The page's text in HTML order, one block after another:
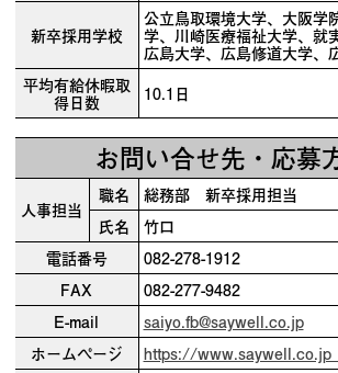
新卒採用学校
公立鳥取環境大学、大阪学
学、川崎医療福祉大学、就
広島大学、広島修道大学
平均有給休暇取
得日数 10.1日
お問い合せ先・応募
人事担当
職名
総務部 新卒採用担当
氏名
竹口
電話番号
082-278-1912
FAX
082-277-9482
E-mail
saiyo.fb@saywell.co.jp
ホームページ
https://www.saywell.co.jp